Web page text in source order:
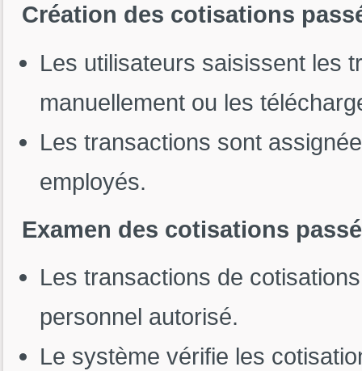
Création des cotisations
Les utilisateurs saisissent les
manuellement ou les
Les transactions sont
employés.
Examen des cotisations
Les transactions de
personnel autorisé.
Le système vérifie les